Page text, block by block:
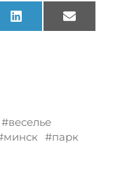
LinkedIn Email
веселье
минск
парк